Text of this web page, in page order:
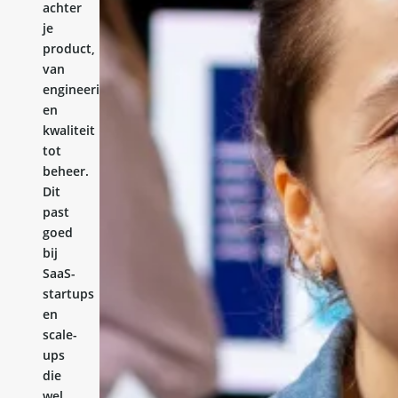
achter
je
product,
van
engineering
en
kwaliteit
tot
beheer.
Dit
past
goed
bij
SaaS-
startups
en
scale-
ups
die